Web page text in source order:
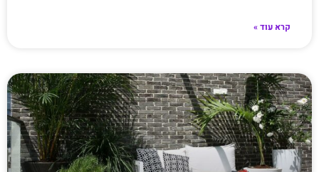
קרא עוד »